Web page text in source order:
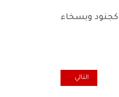
كجنود وبسخاء
المقال التالي: أم محمد الخضري
التالي